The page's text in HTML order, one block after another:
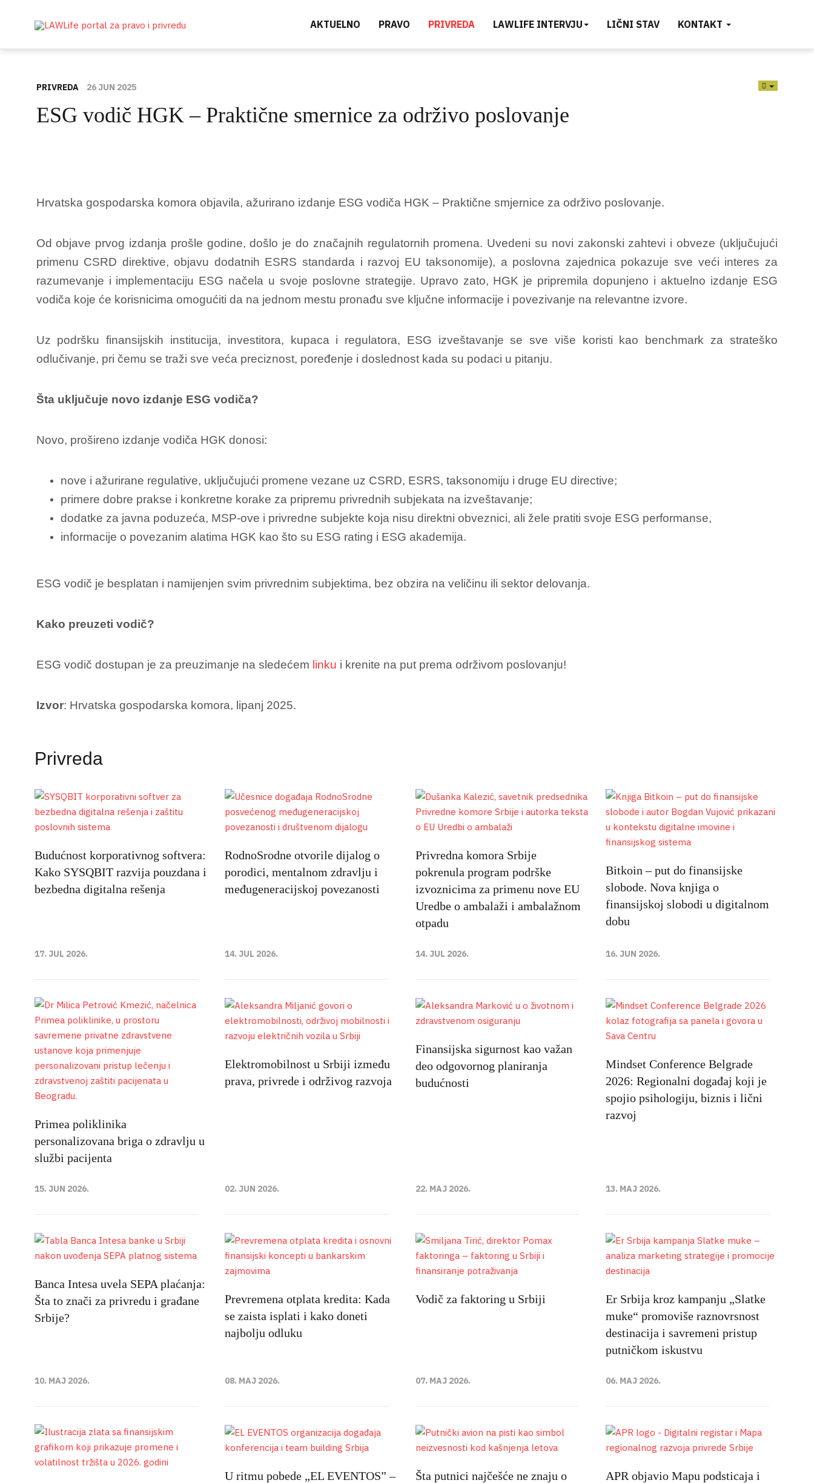
AKTUELNO PRAVO PRIVREDA LAWLIFE INTERVJU LIČNI STAV KONTAKT
EMPTY
PRIVREDA 26 JUN 2025
ESG vodič HGK – Praktične smernice za održivo poslovanje
Hrvatska gospodarska komora objavila, ažurirano izdanje ESG vodiča HGK – Praktične smjernice za održivo poslovanje.
Od objave prvog izdanja prošle godine, došlo je do značajnih regulatornih promena. Uvedeni su novi zakonski zahtevi i obveze (uključujući
primenu CSRD direktive, objavu dodatnih ESRS standarda i razvoj EU taksonomije), a poslovna zajednica pokazuje sve veći interes za
razumevanje i implementaciju ESG načela u svoje poslovne strategije. Upravo zato, HGK je pripremila dopunjeno i aktuelno izdanje ESG
vodiča koje će korisnicima omogućiti da na jednom mestu pronađu sve ključne informacije i povezivanje na relevantne izvore.
Uz podršku finansijskih institucija, investitora, kupaca i regulatora, ESG izveštavanje se sve više koristi kao benchmark za strateško
odlučivanje, pri čemu se traži sve veća preciznost, poređenje i doslednost kada su podaci u pitanju.
Šta uključuje novo izdanje ESG vodiča?
Novo, prošireno izdanje vodiča HGK donosi:
nove i ažurirane regulative, uključujući promene vezane uz CSRD, ESRS, taksonomiju i druge EU directive;
primere dobre prakse i konkretne korake za pripremu privrednih subjekata na izveštavanje;
dodatke za javna poduzeća, MSP-ove i privredne subjekte koja nisu direktni obveznici, ali žele pratiti svoje ESG performanse,
informacije o povezanim alatima HGK kao što su ESG rating i ESG akademija.
ESG vodič je besplatan i namijenjen svim privrednim subjektima, bez obzira na veličinu ili sektor delovanja.
Kako preuzeti vodič?
ESG vodič dostupan je za preuzimanje na sledećem linku i krenite na put prema održivom poslovanju!
Izvor: Hrvatska gospodarska komora, lipanj 2025.
Privreda
Budućnost korporativnog softvera:
Kako SYSQBIT razvija pouzdana i
bezbedna digitalna rešenja
17. JUL 2026.
RodnoSrodne otvorile dijalog o
porodici, mentalnom zdravlju i
međugeneracijskoj povezanosti
14. JUL 2026.
Privredna komora Srbije
pokrenula program podrške
izvoznicima za primenu nove EU
Uredbe o ambalaži i ambalažnom
otpadu
14. JUL 2026.
Bitkoin – put do finansijske
slobode. Nova knjiga o
finansijskoj slobodi u digitalnom
dobu
16. JUN 2026.
Primea poliklinika
personalizovana briga o zdravlju u
službi pacijenta
15. JUN 2026.
Elektromobilnost u Srbiji između
prava, privrede i održivog razvoja
02. JUN 2026.
Finansijska sigurnost kao važan
deo odgovornog planiranja
budućnosti
22. MAJ 2026.
Mindset Conference Belgrade
2026: Regionalni događaj koji je
spojio psihologiju, biznis i lični
razvoj
13. MAJ 2026.
Banca Intesa uvela SEPA plaćanja:
Šta to znači za privredu i građane
Srbije?
10. MAJ 2026.
Prevremena otplata kredita: Kada
se zaista isplati i kako doneti
najbolju odluku
08. MAJ 2026.
Vodič za faktoring u Srbiji
07. MAJ 2026.
Er Srbija kroz kampanju „Slatke
muke“ promoviše raznovrsnost
destinacija i savremeni pristup
putničkom iskustvu
06. MAJ 2026.
U ritmu pobede „EL EVENTOS” –
Šta putnici najčešće ne znaju o
APR objavio Mapu podsticaja i